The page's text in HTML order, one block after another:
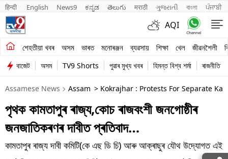
हिन्दी English News9 ಕನ್ನಡ తెలుగు मराठी ગુજરાતી বাংলা ਪੰਜਾਬੀ
AQI
শেহতীয়া খবৰ অসম ভাৰত মনোৰঞ্জন ব্যৱসায় শিক্ষা খেল জীৱনশৈলী
শেহতীয়া খবৰ
অসম
ভাৰত
মনোৰঞ্জন
বাজেট অসম TV9 Shorts পুৱাৰ মুখ্য খবৰ হিমন্ত বিশ্ব শৰ্মা ৰাজনীতি
Assamese News Assam > Kokrajhar : Protests For Separate
পৃথক কামতাপুৰ ৰাজ্য,কোচ ৰাজবংশী জনগোষ্ঠীৰ
জনজাতিকৰণৰ দাবীত প্ৰতিবাদ…
কামতাপুৰ ৰাজ্য দাবী কমিটি(কে এছ ডি চি) আৰু আক্ৰাছুৰ যৌথ উদ্যোগত এই